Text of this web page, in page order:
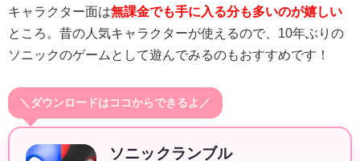
キャラクター面は無課金でも手に入る分も多いのが嬉しい
ところ。昔の人気キャラクターが使えるので、10年ぶりの
ソニックのゲームとして遊んでみるのもおすすめです！
＼ダウンロードはココからできるよ／
ソニックランブル